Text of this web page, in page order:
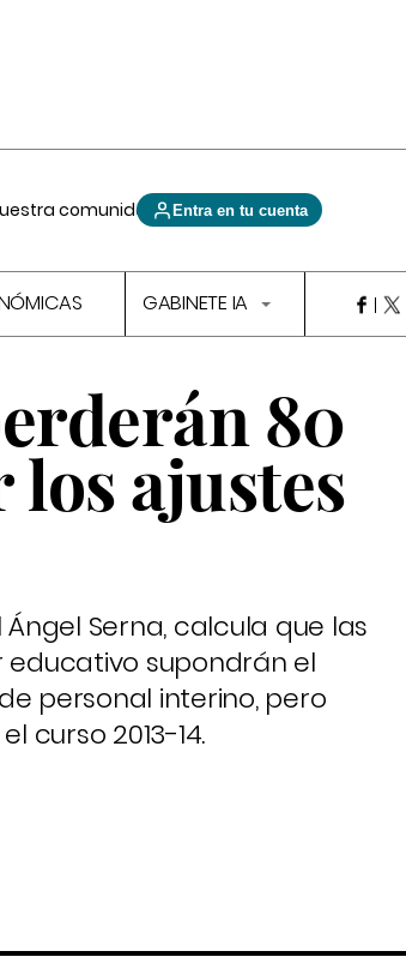
comunidad Entra en tu cuenta
GABINETE IA
80
ajustes
Serna, calcula que las
supondrán el
personal interino, pero
curso 2013-14.